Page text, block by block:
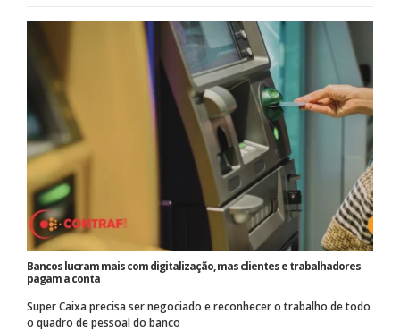
Bancos lucram mais com digitalização, mas clientes e trabalhadores
pagam a conta
Super Caixa precisa ser negociado e reconhecer o trabalho de todo
o quadro de pessoal do banco